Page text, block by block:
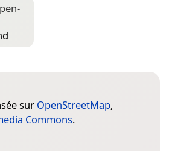
sur OpenStreetMap,
Commons.